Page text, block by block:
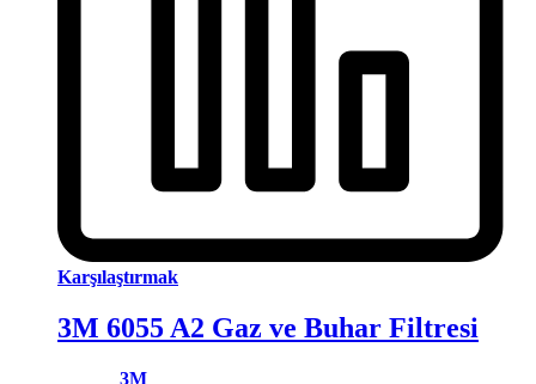
Karşılaştırmak
3M 6055 A2 Gaz ve Buhar Filtresi
3M